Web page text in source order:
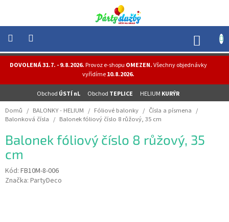
obsah
DOVOLENÁ 31.7. - 9.8.2026.Provoz e-shopu OMEZEN.Všechny objednávky
vyřídíme10.8.2026.
Obchod ÚSTÍ nL Obchod TEPLICE HELIUM KURÝR
NOVINKY
HELIUM
-
OSLAVY
MASKY
-
KOSTÝMY
Domů / BALONKY - HELIUM / Fóliové balonky / Čísla a písmena /
Balonková čísla / Balonek fóliový číslo 8 růžový, 35 cm
Balonek fóliový číslo 8 růžový, 35
cm
Kód: FB10M-8-006
Značka: PartyDeco